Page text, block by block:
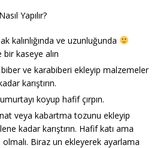
Yapılır?
kalınlığında ve uzunluğunda
kaseye alın
biber ve karabiberi ekleyip malzemeler
karıştırın.
koyup hafif çırpın.
veya kabartma tozunu ekleyip
kadar karıştırın. Hafif katı ama
olmalı. Biraz un ekleyerek ayarlama